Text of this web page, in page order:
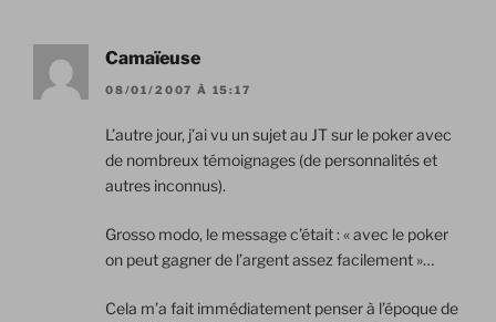
Camaïeuse
08/01/2007 À 15:17
L’autre jour, j’ai vu un sujet au JT sur le poker avec
de nombreux témoignages (de personnalités et
autres inconnus).
Grosso modo, le message c’était : « avec le poker
on peut gagner de l’argent assez facilement »…
Cela m’a fait immédiatement penser à l’époque de